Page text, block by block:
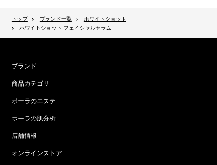
トップ ブランド一覧
ホワイトショット
ホワイトショット フェイシャルセラム
ブランド
商品カテゴリ
ポーラのエステ
ポーラの肌分析
店舗情報
オンラインストア